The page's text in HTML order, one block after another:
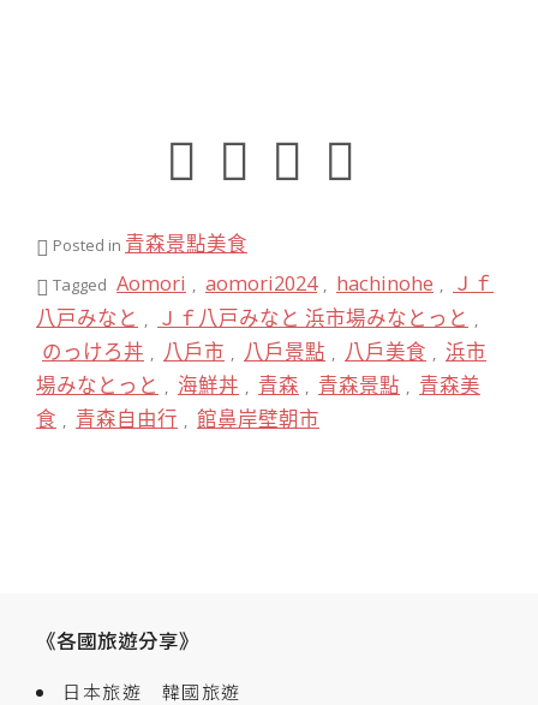
Posted in 青森景點美食
Tagged Aomori aomori2024 hachinohe
Ｊｆ
八戸みなと
Ｊｆ八戸みなと 浜市場みなとっと
のっけろ丼 八戶市 八戶景點 八戶美食
浜市
場みなとっと
海鮮丼 青森 青森景點
青森美
食
青森自由行 館鼻岸壁朝市
《各國旅遊分享》
日本旅遊
韓國旅遊